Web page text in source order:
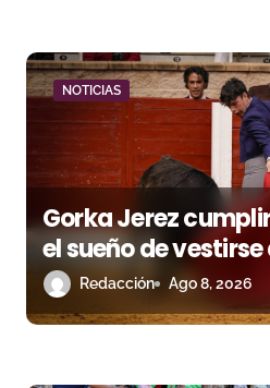
a
d
a
s
NOTICIAS
Gorka Jerez
el sueño de
los suyos
Redacción Ago 8, 2026